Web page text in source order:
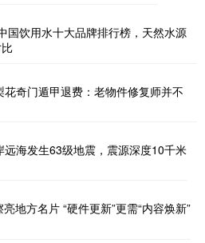
国饮用水十大品牌排行榜，天然水源
花奇门遁甲退费：老物件修复师并不
远海发生63级地震，震源深度10千米
地方名片 “硬件更新”更需“内容焕新”